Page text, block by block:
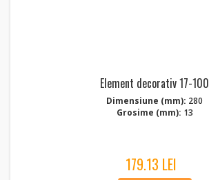
Element decorativ 17-100
Dimensiune (mm): 280
Grosime (mm): 13
179.13 LEI